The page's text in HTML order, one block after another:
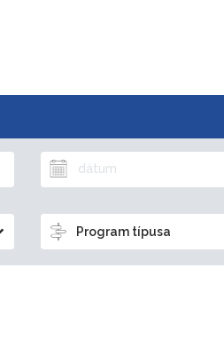
Program típusa